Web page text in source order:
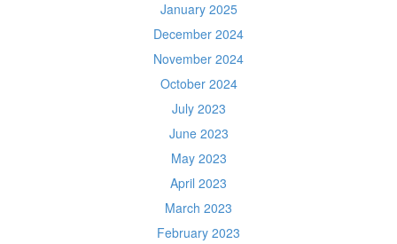
January 2025
December 2024
November 2024
October 2024
July 2023
June 2023
May 2023
April 2023
March 2023
February 2023